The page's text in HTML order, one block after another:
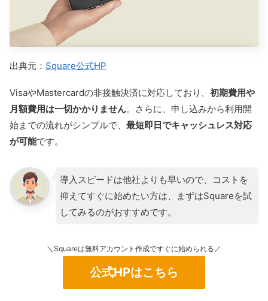
類に対応しています。
オプションとして「ライトプラスあんしんサービス（月
理・交換を保証してくれたり、
SIMを内蔵しているためWi‑Fi環境がない場所でも使
え、屋外や複数拠点での利用にも適しています。
れからキャッシュレス決済の導入を検討し
ている方におすすめ。ただし、契約期間は
4年と長めで、途中解約には違約金が発生
＼Wi‑Fi環境がない場所でも使える／
公式HPはこちら
出典元： Square公式HP
VisaやMastercardの非接触決済に対応しており、 初期費用や
月額費用は一切かかりません。さらに、申し込みから利用開
始までの流れがシンプルで、 最短即日でキャッシュレス対応
が可能です。
導入スピードは他社よりも早いので、コストを
抑えてすぐに始めたい方は、まずはSquareを試
してみるのがおすすめです。
＼Squareは無料アカウント作成ですぐに始められる／
公式HPはこちら